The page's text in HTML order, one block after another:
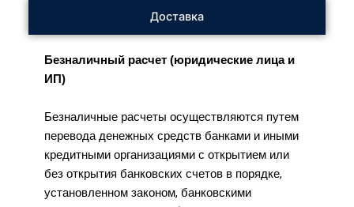
Доставка
Безналичный расчет (юридические лица и
ИП)
Безналичные расчеты осуществляются путем
перевода денежных средств банками и иными
кредитными организациями с открытием или
без открытия банковских счетов в порядке,
установленном законом, банковскими